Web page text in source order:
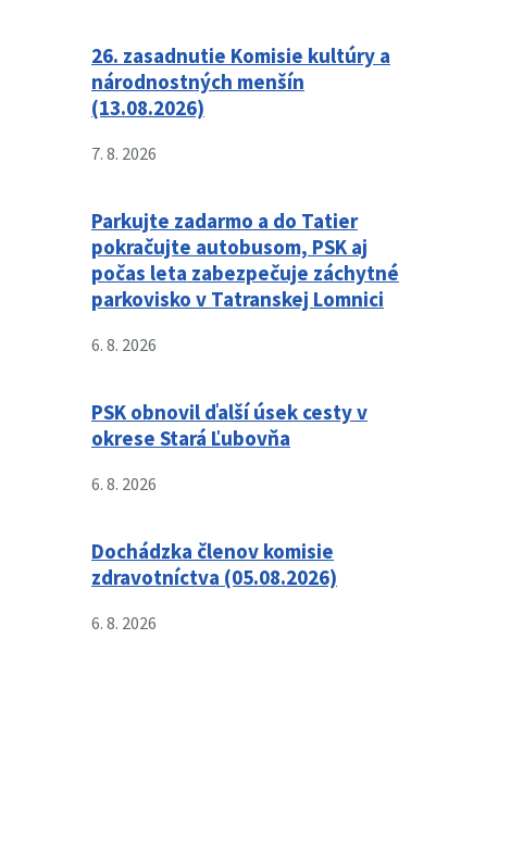
26. zasadnutie Komisie kultúry a
národnostných menšín
(13.08.2026)
7. 8. 2026
Parkujte zadarmo a do Tatier
pokračujte autobusom, PSK aj
počas leta zabezpečuje záchytné
parkovisko v Tatranskej Lomnici
6. 8. 2026
PSK obnovil ďalší úsek cesty v
okrese Stará Ľubovňa
6. 8. 2026
Dochádzka členov komisie
zdravotníctva (05.08.2026)
6. 8. 2026